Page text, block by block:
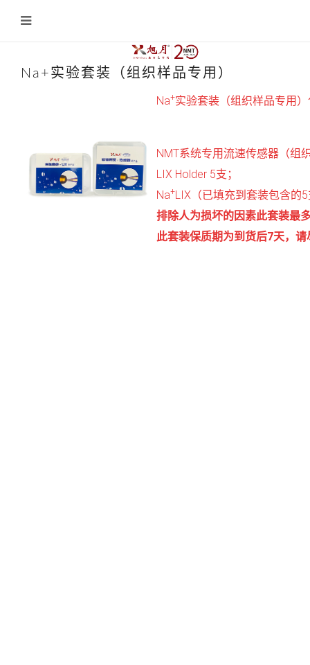
Na+实验套装（组织样品专用）
Na+实验套装（组织样品专用
NMT系统专用流速传感器（组
LIX Holder 5支；
Na+LIX（已填充到套装包含的
排除人为损坏的因素此套装最
此套装保质期为到货后7天，